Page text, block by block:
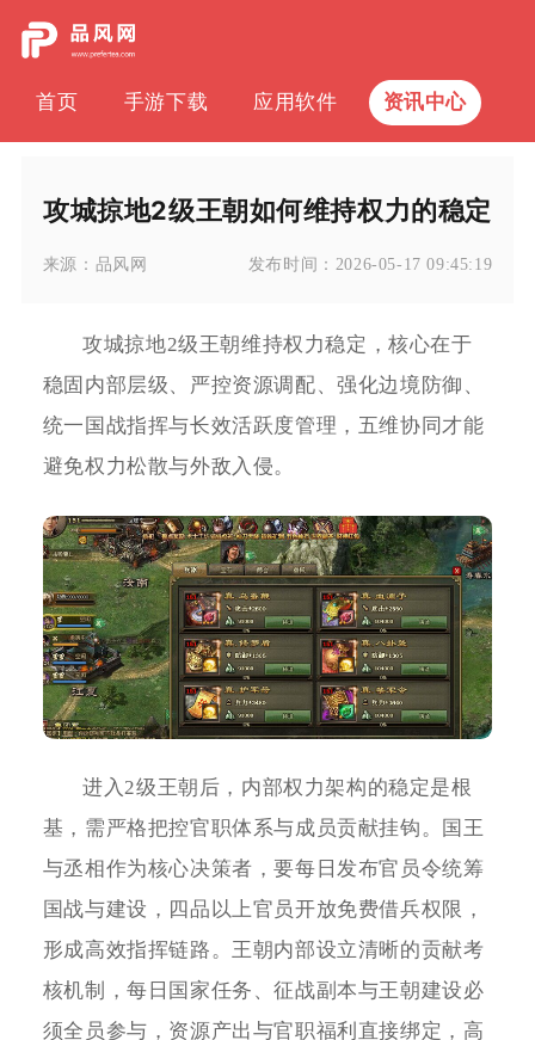
首页 手游下载 应用软件 资讯中心
攻城掠地2级王朝如何维持权力的稳定
来源： 品风网 发布时间： 2026-05-17 09:45:19
攻城掠地2级王朝维持权力稳定，核心在于
稳固内部层级、严控资源调配、强化边境防御、
统一国战指挥与长效活跃度管理，五维协同才能
避免权力松散与外敌入侵。
进入2级王朝后，内部权力架构的稳定是根
基，需严格把控官职体系与成员贡献挂钩。国王
与丞相作为核心决策者，要每日发布官员令统筹
国战与建设，四品以上官员开放免费借兵权限，
形成高效指挥链路。王朝内部设立清晰的贡献考
核机制，每日国家任务、征战副本与王朝建设必
须全员参与，资源产出与官职福利直接绑定，高